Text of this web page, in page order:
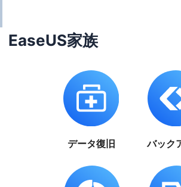
EaseUS家族
データ復旧 バック